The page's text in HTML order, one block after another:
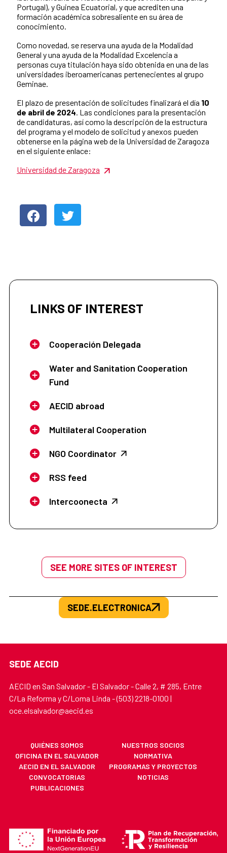
Portugal), y Guinea Ecuatorial, y que acrediten una
formación académica sobresaliente en su área de
conocimiento.
Como novedad, se reserva una ayuda de la Modalidad
General y una ayuda de la Modalidad Excelencia a
personas cuya titulación haya sido obtenida en una de las
universidades iberoamericanas pertenecientes al grupo
Geminae.
El plazo de presentación de solicitudes finalizará el día 10
de abril de 2024. Las condiciones para la presentación
de candidaturas, así como la descripción de la estructura
del programa y el modelo de solicitud y anexos pueden
obtenerse en la página web de la Universidad de Zaragoza
en el siguiente enlace:
Universidad de Zaragoza
LINKS OF INTEREST
Cooperación Delegada
Water and Sanitation Cooperation
Fund
AECID abroad
Multilateral Cooperation
NGO Coordinator
RSS feed
Intercoonecta
SEE MORE SITES OF INTEREST
SEDE.ELECTRONICA
SEDE AECID
AECID en San Salvador - El Salvador - Calle 2, # 285, Entre
C/La Reforma y C/Loma Linda - (503) 2218-0100 |
oce.elsalvador@aecid.es
QUIÉNES SOMOS
NUESTROS SOCIOS
OFICINA EN EL SALVADOR
NORMATIVA
AECID EN EL SALVADOR
PROGRAMAS Y PROYECTOS
CONVOCATORIAS
NOTICIAS
PUBLICACIONES